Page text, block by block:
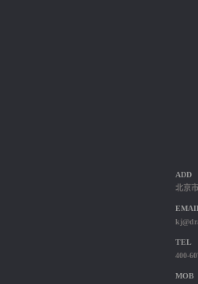
ADD
北京
TEL
400-
MOB